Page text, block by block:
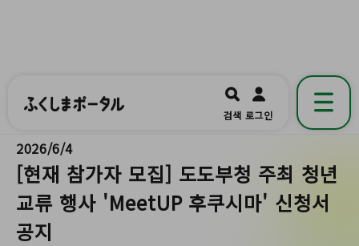
福島県公式の地域情報ポータルアプリ
開く
검색 로그인
2026/6/4
[현재 참가자 모집] 도도부청 주최 청년
교류 행사 'MeetUP 후쿠시마' 신청서
공지